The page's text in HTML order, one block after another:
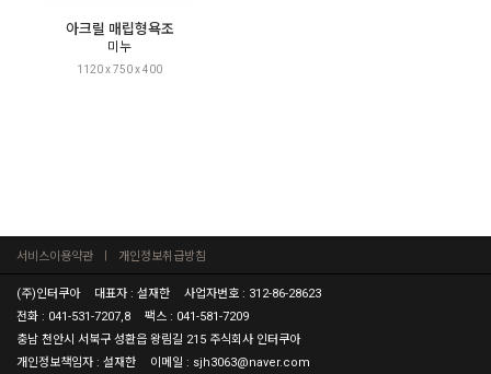
아크릴 매립형욕조
미누
1120 x 750 x 400
서비스이용약관 개인정보취급방침
(주)인터쿠아 대표자 : 설재한
사업자번호 : 312-86-28623
전화 : 041-531-7207,8
팩스 : 041-581-7209
충남 천안시 서북구 성환읍 왕림길 215 주식회사 인터쿠아
개인정보책임자 : 설재한
이메일 : sjh3063@naver.com